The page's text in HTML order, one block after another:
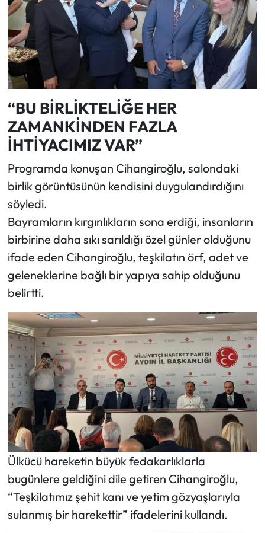
“BU BİRLİKTELİĞE HER
ZAMANKİNDEN FAZLA
İHTİYACIMIZ VAR”
Programda konuşan Cihangiroğlu, salondaki
birlik görüntüsünün kendisini duygulandırdığını
söyledi.
Bayramların kırgınlıkların sona erdiği, insanların
birbirine daha sıkı sarıldığı özel günler olduğunu
ifade eden Cihangiroğlu, teşkilatın örf, adet ve
geleneklerine bağlı bir yapıya sahip olduğunu
belirtti.
Ülkücü hareketin büyük fedakarlıklarla
bugünlere geldiğini dile getiren Cihangiroğlu,
“Teşkilatımız şehit kanı ve yetim gözyaşlarıyla
sulanmış bir harekettir” ifadelerini kullandı.